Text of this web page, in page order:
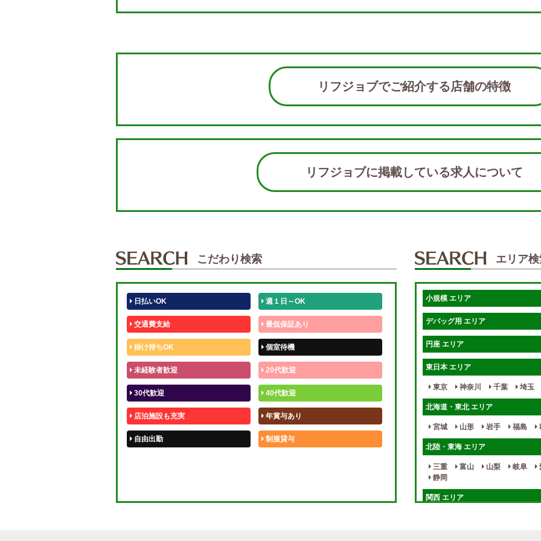
リフジョブでご紹介する店舗の特徴
リフジョブに掲載している求人につい
こだわり検索
日払いOK 週１日～OK
交通費支給 最低保証あり
掛け持ちOK 個室待機
未経験者歓迎 20代歓迎
30代歓迎 40代歓迎
店泊施設も充実 年賞与あり
自由出勤 制服貸与
エリア
小規模 エリア
デバッグ用 エリア
円座 エリア
東日本 エリア
東京 神奈川 千葉 埼玉
北海道・東北 エリア
宮城 山形 岩手 福島
北陸・東海 エリア
三重 富山 山梨 岐阜
静岡
関西 エリア